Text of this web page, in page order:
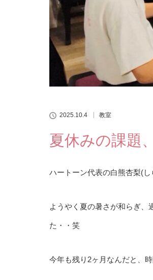
2025.10.4 教室
夏休みの課題
ハートーン代表の白熊杏梨(し
ようやく夏の暑さが和らぎ、
た・・笑
今年も残り2ヶ月なんだと、